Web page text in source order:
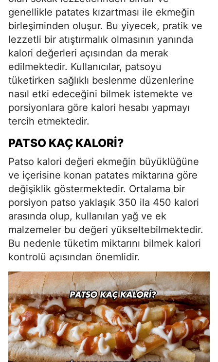
genellikle patates kızartması ile ekmeğin
birleşiminden oluşur. Bu yiyecek, pratik ve
lezzetli bir atıştırmalık olmasının yanında
kalori değerleri açısından da merak
edilmektedir. Kullanıcılar, patsoyu
tüketirken sağlıklı beslenme düzenlerine
nasıl etki edeceğini bilmek istemekte ve
porsiyonlara göre kalori hesabı yapmayı
tercih etmektedir.
PATSO KAÇ KALORI?
Patso kalori değeri ekmeğin büyüklüğüne
ve içerisine konan patates miktarına göre
değişiklik göstermektedir. Ortalama bir
porsiyon patso yaklaşık 350 ila 450 kalori
arasında olup, kullanılan yağ ve ek
malzemeler bu değeri yükseltebilmektedir.
Bu nedenle tüketim miktarını bilmek kalori
kontrolü açısından önemlidir.